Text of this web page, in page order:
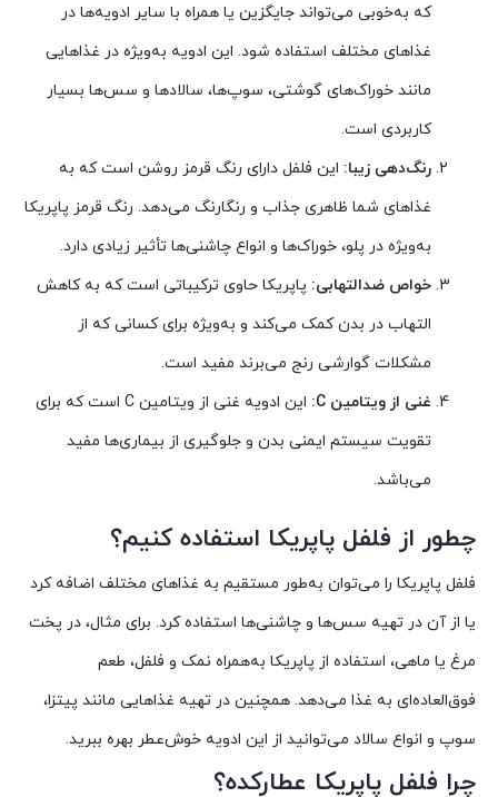
که به‌خوبی می‌تواند جایگزین یا همراه با سایر ادویه‌ها در
غذاهای مختلف استفاده شود. این ادویه به‌ویژه در غذاهایی
مانند خوراک‌های گوشتی، سوپ‌ها، سالادها و سس‌ها بسیار
کاربردی است.
رنگ‌دهی زیبا: این فلفل دارای رنگ قرمز روشن است که به
غذاهای شما ظاهری جذاب و رنگارنگ می‌دهد. رنگ قرمز پاپریکا
به‌ویژه در پلو، خوراک‌ها و انواع چاشنی‌ها تأثیر زیادی دارد.
خواص ضدالتهابی: پاپریکا حاوی ترکیباتی است که به کاهش
التهاب در بدن کمک می‌کند و به‌ویژه برای کسانی که از
مشکلات گوارشی رنج می‌برند مفید است.
غنی از ویتامین C:
این ادویه غنی از ویتامین C است که برای
تقویت سیستم ایمنی بدن و جلوگیری از بیماری‌ها مفید
می‌باشد.
چطور از فلفل پاپریکا استفاده کنیم؟
فلفل پاپریکا را می‌توان به‌طور مستقیم به غذاهای مختلف اضافه کرد
یا از آن در تهیه سس‌ها و چاشنی‌ها استفاده کرد. برای مثال، در پخت
مرغ یا ماهی، استفاده از پاپریکا به‌همراه نمک و فلفل، طعم
فوق‌العاده‌ای به غذا می‌دهد. همچنین در تهیه غذاهایی مانند پیتزا،
سوپ و انواع سالاد می‌توانید از این ادویه خوش‌عطر بهره ببرید.
چرا فلفل پاپریکا عطارکده؟